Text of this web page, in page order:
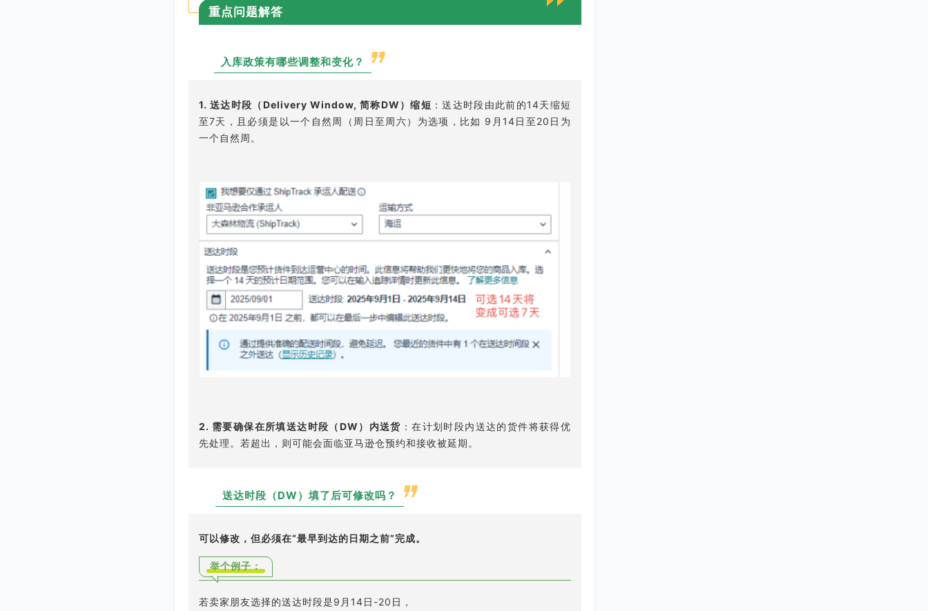
重点问题解答
入库政策有哪些调整和变化？
1. 送达时段（Delivery Window,简称DW ）缩短 ：送达时段由此前的14天缩短
至7天，且必须是以一个自然周（周日至周六）为选项，比如 9月14日至20日为
一个自然周。
2. 需要确保在所填送达时段（DW ）内送货 ：在计划时段内送达的货件将获得优
先处理。若超出，则可能会面临亚马逊仓预约和接收被延期。
送达时段（DW）填了后可修改吗？
可以修改，但必须在“最早到达的日期之前”完成。
举个例子：
若卖家朋友选择的送达时段是9月14日-20日，